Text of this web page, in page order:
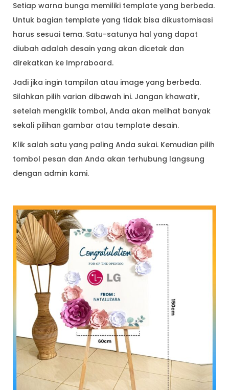
Setiap warna bunga memiliki template yang berbeda.
Untuk bagian template yang tidak bisa dikustomisasi
harus sesuai tema. Satu-satunya hal yang dapat
diubah adalah desain yang akan dicetak dan
direkatkan ke Impraboard.
Jadi jika ingin tampilan atau image yang berbeda.
Silahkan pilih varian dibawah ini. Jangan khawatir,
setelah mengklik tombol, Anda akan melihat banyak
sekali pilihan gambar atau template desain.
Klik salah satu yang paling Anda sukai. Kemudian pilih
tombol pesan dan Anda akan terhubung langsung
dengan admin kami.